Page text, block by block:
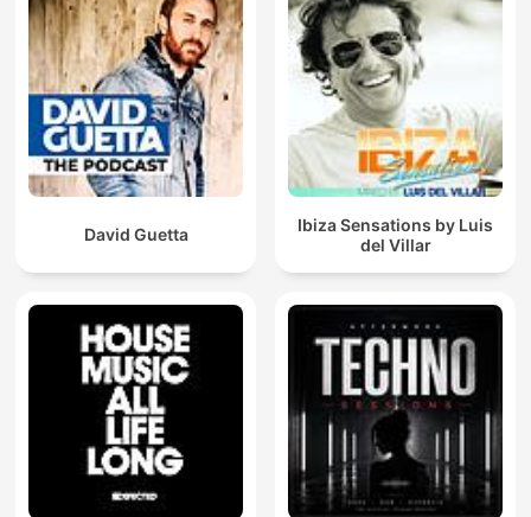
David Guetta
Ibiza Sensations by Luis
del Villar